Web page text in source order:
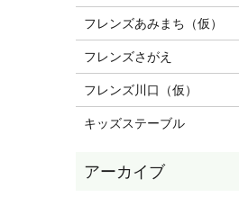
フレンズあみまち（仮）
フレンズさがえ
フレンズ川口（仮）
キッズステーブル